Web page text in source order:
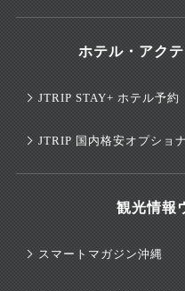
ホテル・アク
JTRIP STAY+ ホテル予約
JTRIP 国内格安オプショ
観光情報
スマートマガジン沖縄